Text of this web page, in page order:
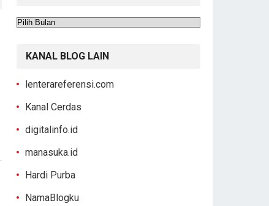
Arsip
KANAL BLOG LAIN
lenterareferensi.com
Kanal Cerdas
digitalinfo.id
manasuka.id
Hardi Purba
NamaBlogku